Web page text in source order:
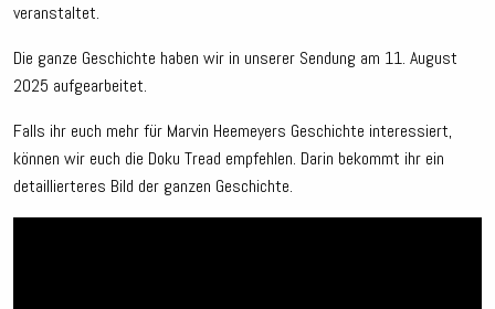
veranstaltet.
Die ganze Geschichte haben wir in unserer Sendung am 11. August
2025 aufgearbeitet.
Falls ihr euch mehr für Marvin Heemeyers Geschichte interessiert,
können wir euch die Doku Tread empfehlen. Darin bekommt ihr ein
detaillierteres Bild der ganzen Geschichte.